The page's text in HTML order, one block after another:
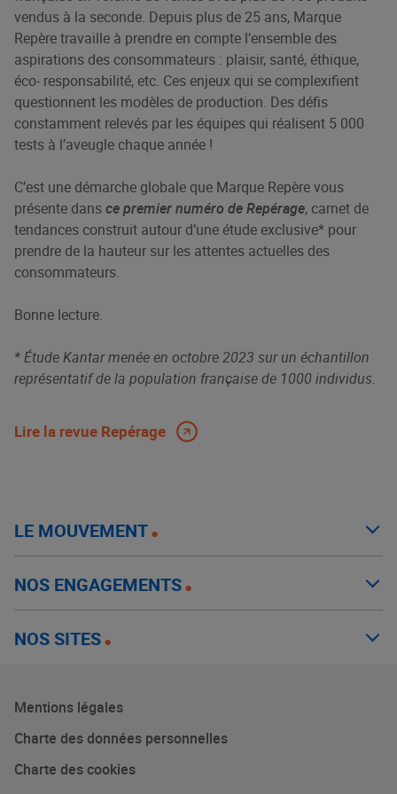
vendus à la seconde. Depuis plus de 25 ans, Marque
Repère travaille à prendre en compte l’ensemble des
aspirations des consommateurs : plaisir, santé, éthique,
éco- responsabilité, etc. Ces enjeux qui se complexifient
questionnent les modèles de production. Des défis
constamment relevés par les équipes qui réalisent 5 000
tests à l’aveugle chaque année !
C’est une démarche globale que Marque Repère vous
présente dansce premier numéro de Repérage, carnet de
tendances construit autour d’une étude exclusive* pour
prendre de la hauteur sur les attentes actuelles des
consommateurs.
Bonne lecture.
* Étude Kantar menée en octobre 2023 sur un échantillon
représentatif de la population française de 1000 individus.
Lire la revue Repérage
LE MOUVEMENT
NOS ENGAGEMENTS
NOS SITES
Mentions légales
Charte des données personnelles
Charte des cookies